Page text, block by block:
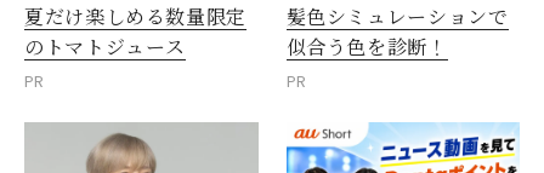
夏だけ楽しめる数量限定
のトマトジュース
PR
髪色シミュレーションで
似合う色を診断！
PR